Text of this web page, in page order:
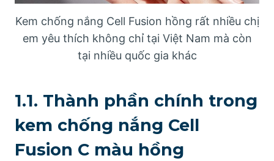
Kem chống nắng Cell Fusion hồng rất nhiều chị
em yêu thích không chỉ tại Việt Nam mà còn
tại nhiều quốc gia khác
1.1. Thành phần chính trong
kem chống nắng Cell
Fusion C màu hồng